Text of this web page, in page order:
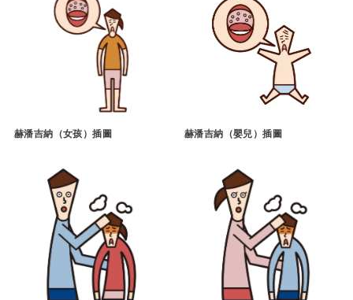
赫潘吉納（女孩）插圖 赫潘吉納（嬰兒）插圖